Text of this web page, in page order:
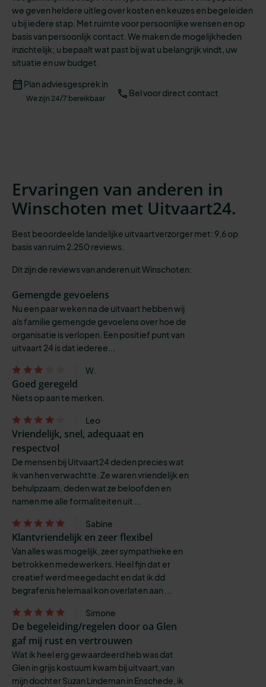
we geven heldere uitleg over kosten en keuzes en begeleiden
u bij iedere stap. Met ruimte voor persoonlijke wensen en op
basis van persoonlijk contact. We maken de mogelijkheden
inzichtelijk; u bepaalt wat past bij wat u belangrijk vindt, uw
situatie en uw budget.
Plan adviesgesprek in
We zijn 24/7 bereikbaar Bel voor direct contact
Ervaringen van anderen in
Winschoten met Uitvaart24.
Best beoordeelde landelijke uitvaartverzorger met: 9,6 op
basis van ruim 2.250 reviews.
Dit zijn de reviews van anderen uit Winschoten:
Gemengde gevoelens
Nu een paar weken na de uitvaart hebben wij
als familie gemengde gevoelens over hoe de
organisatie is verlopen. Een positief punt van
uitvaart 24 is dat iederee...
W.
Goed geregeld
Niets op aan te merken.
Leo
Vriendelijk, snel, adequaat en
respectvol
De mensen bij Uitvaart24 deden precies wat
ik van hen verwachtte. Ze waren vriendelijk en
behulpzaam, deden wat ze beloofden en
namen me alle formaliteiten uit ...
Sabine
Klantvriendelijk en zeer flexibel
Van alles was mogelijk, zeer sympathieke en
betrokken medewerkers. Heel fijn dat er
creatief werd meegedacht en dat ik dd
begrafenis helemaal kon overlaten aan ...
Simone
De begeleiding/regelen door oa Glen
gaf mij rust en vertrouwen
Wat ik heel erg gewaardeerd heb was dat
Glen in grijs kostuum kwam bij uitvaart,van
mijn dochter Suzan Lindeman in Enschede, ik